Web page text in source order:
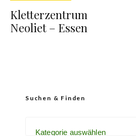
Kletterzentrum
Neoliet – Essen
Suchen & Finden